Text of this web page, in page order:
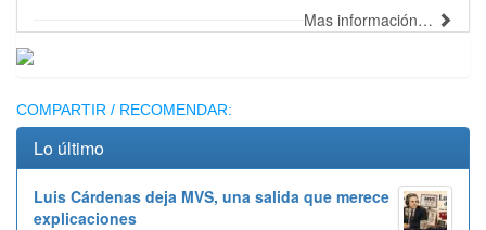
Mas información…
Publicidad
COMPARTIR / RECOMENDAR:
Lo último
Luis Cárdenas deja MVS, una salida que merece
explicaciones